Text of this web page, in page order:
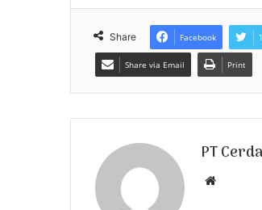
Share Facebook
Share via Email Print
PT